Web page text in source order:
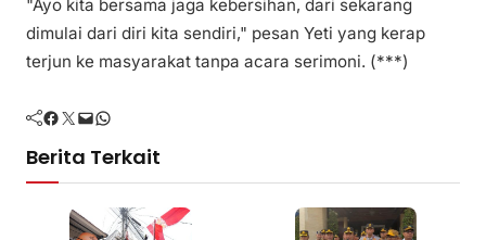
"Ayo kita bersama jaga kebersihan, dari sekarang
dimulai dari diri kita sendiri," pesan Yeti yang kerap
terjun ke masyarakat tanpa acara serimoni. (***)
Facebook Twitter Mail WhatsApp
Berita Terkait